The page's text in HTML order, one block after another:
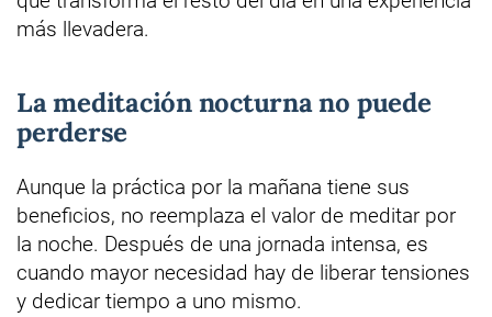
más llevadera.
La meditación nocturna no puede
perderse
Aunque la práctica por la mañana tiene sus
beneficios, no reemplaza el valor de meditar por
la noche. Después de una jornada intensa, es
cuando mayor necesidad hay de liberar tensiones
y dedicar tiempo a uno mismo.